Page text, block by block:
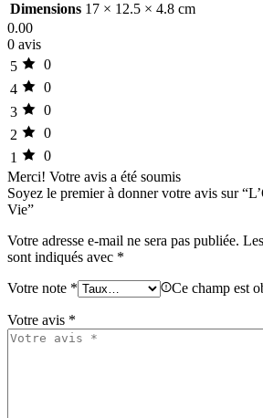
Dimensions 17 × 12.5 × 4.8 cm
0.00
0 avis
5
0
4
0
3
0
2
0
1
0
Merci! Votre avis a été soumis
Soyez le premier à donner votre avis sur
Vie”
Votre adresse e-mail ne sera pas publiée.
sont indiqués avec *
Votre note * Ce champ est
Votre avis *